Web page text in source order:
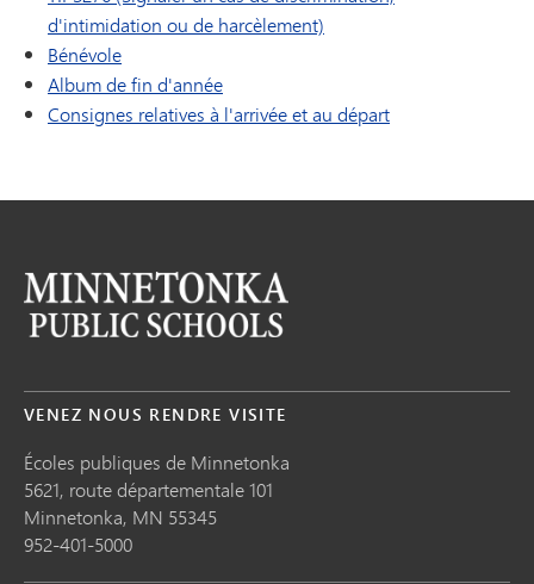
d'intimidation ou de harcèlement)
Bénévole
Album de fin d'année
Consignes relatives à l'arrivée et au départ(s'ouvre dans
VENEZ NOUS RENDRE VISITE
Écoles publiques de Minnetonka
5621, route départementale 101
Minnetonka, MN 55345
952-401-5000